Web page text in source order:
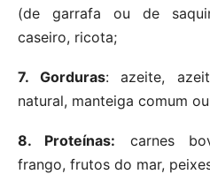
(de garrafa ou de
caseiro, ricota;
7. Gorduras: azeite,
natural, manteiga comum
8. Proteínas: carnes
frango, frutos do mar,